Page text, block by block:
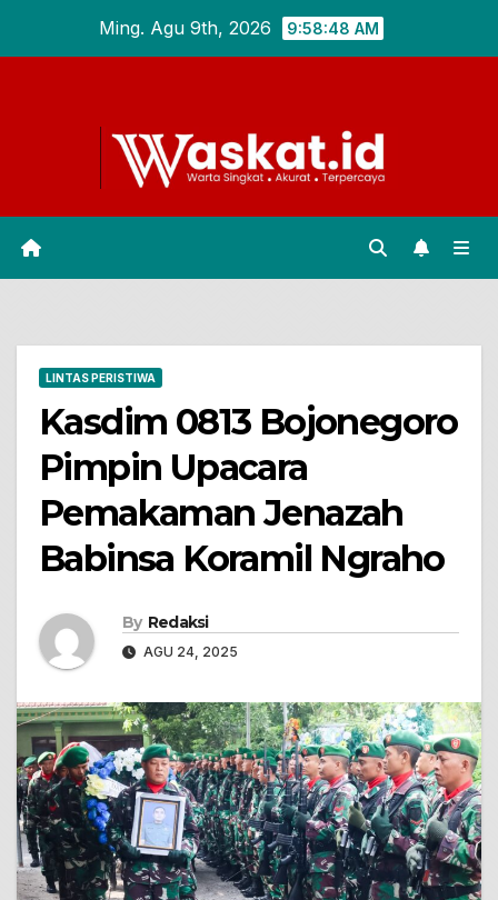
Ming. Agu 9th, 2026 9:58:49 AM
LINTAS PERISTIWA
Kasdim 0813 Bojonegoro
Pimpin Upacara
Pemakaman Jenazah
Babinsa Koramil Ngraho
By Redaksi
AGU 24, 2025